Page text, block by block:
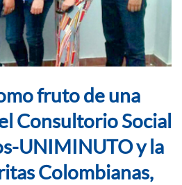
fruto de una
Consultorio Social
UNIMINUTO y la
Colombianas,